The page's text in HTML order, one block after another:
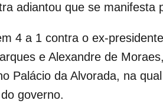
adiantou que se manifesta
4 a 1 contra o ex-
e Alexandre de
Palácio da Alvorada, na
governo.